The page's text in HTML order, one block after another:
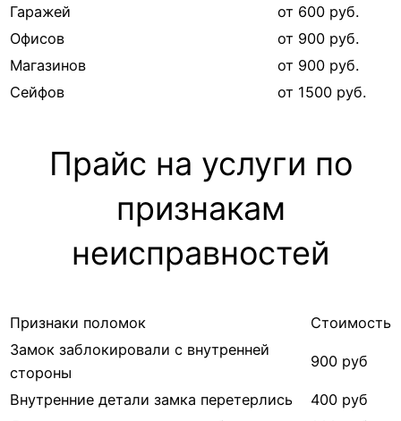
Гаражей
от 600 руб.
Офисов
от 900 руб.
Магазинов
от 900 руб.
Сейфов
от 1500 руб.
Прайс на услуги по
признакам
неисправностей
Признаки поломок
Стоимость
Замок заблокировали с внутренней
стороны
900 руб
Внутренние детали замка перетерлись
400 руб